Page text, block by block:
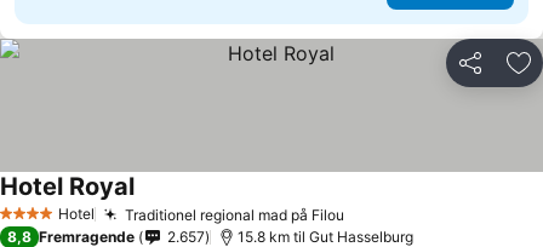
Del
4 StjernerHotel Traditionel regional mad på Filou
Hotel RoyalSe priser
8,8 Fremragende 2.657 15.8 km til Gut Hasselburg